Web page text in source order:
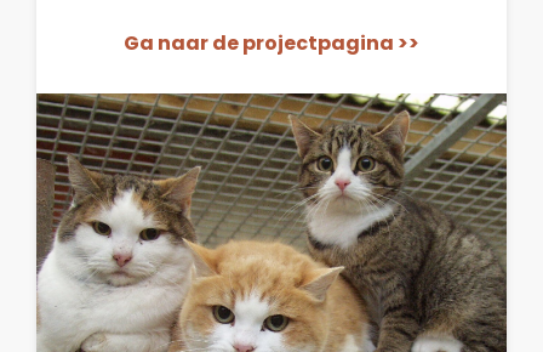
Ga naar de projectpagina >>